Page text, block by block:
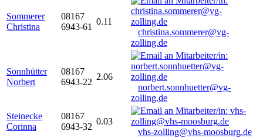
Sommerer
Christina
08167
6943-61
0.11
christina.sommerer@vg-
zolling.de
Sonnhütter
Norbert
08167
6943-22
2.06
norbert.sonnhuetter@vg-
zolling.de
Steinecke
Corinna
08167
6943-32
0.03
vhs-zolling@vhs-moosburg.de